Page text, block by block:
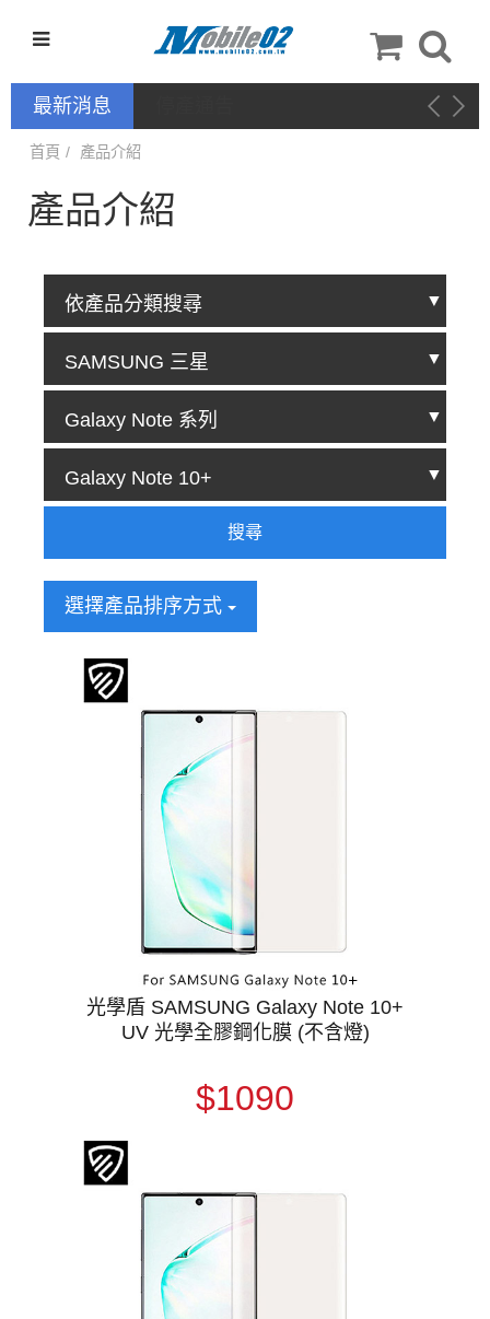
最新消息
首頁 產品介紹
產品介紹
搜尋
選擇產品排序方式
光學盾 SAMSUNG Galaxy Note 10+
UV 光學全膠鋼化膜 (不含燈)
$1090